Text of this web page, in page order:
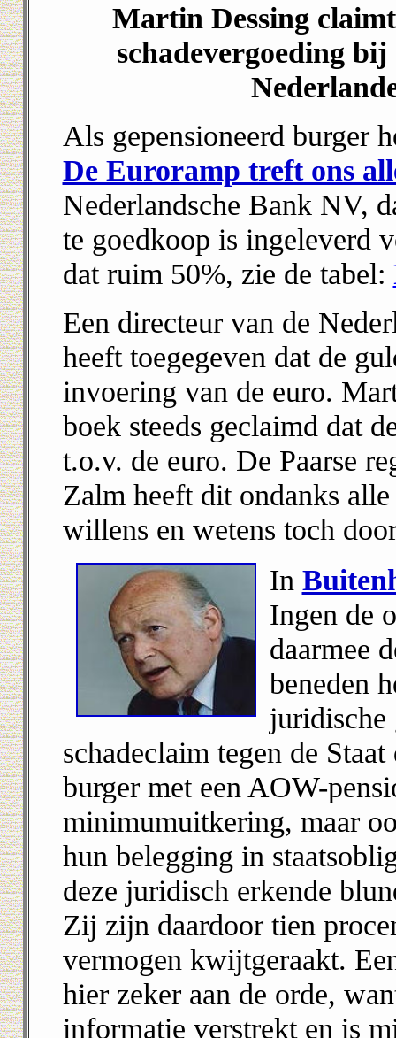
Martin Dessing
schadevergoeding
Als gepensioneerd burger
De Euroramp treft ons
Nederlandsche Bank NV,
te goedkoop is ingeleverd
dat ruim 50%, zie de tabel:
Een directeur van de
heeft toegegeven dat de
invoering van de euro.
boek steeds geclaimd dat
t.o.v. de euro. De Paarse
Zalm heeft dit ondanks
willens en wetens toch
In
Ingen de
daarmee
beneden
juridische
schadeclaim tegen de
burger met een AOW-
minimumuitkering, maar
hun belegging in
deze juridisch erkende
Zij zijn daardoor tien
vermogen kwijtgeraakt.
hier zeker aan de orde,
informatie verstrekt en is